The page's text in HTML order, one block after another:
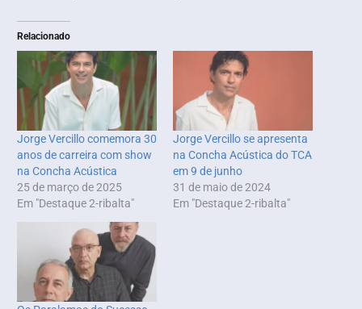
Relacionado
Jorge Vercillo comemora 30
anos de carreira com show
na Concha Acústica
25 de março de 2025
Em "Destaque 2-ribalta"
Jorge Vercillo se apresenta
na Concha Acústica do TCA
em 9 de junho
31 de maio de 2024
Em "Destaque 2-ribalta"